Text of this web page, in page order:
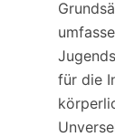
für die